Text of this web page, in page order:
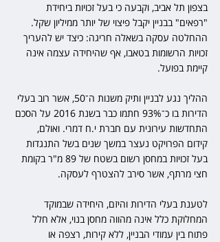
בצפון תל אביב, וקבעה כי בעל זכויות ביחידת
"רפאים" בבניין יקבל פיצוי של יותר ממיליון שקל.
ההחלטה עסקה בשאלה חריגה: כיצד יש להעריך
זכויות הרשומות בטאבו, אף שהיחידה עצמה אינה
קיימת בפועל.
ההליך נגע לבניין ותיק משנות ה־50, אשר רוב בעלי
הדירות בו כ־93% חתמו כבר בשנת 2016 על הסכם
התחדשות עירונית עם חברת י.ח דמרי. ואולם,
קידום הפרויקט נעצר במשך שנים בשל התנגדות
בעל זכויות במחסן רשום בשטח של 89 מ"ר בקומת
חצי מרתף, אשר סירב להצטרף לעסקה.
לטענת בעלי הדירות והיזם, היחידה שבמוקד
המחלוקת כלל אינה מהווה מחסן בנוי, אלא חלל
פתוח בין עמודי הבניין, ללא קירות, רצפה או